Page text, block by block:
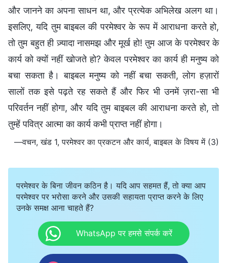
और जानने का अपना साधन था, और प्रत्येक अभिलेख अलग था।
इसलिए, यदि तुम बाइबल की परमेश्वर के रूप में आराधना करते हो,
तो तुम बहुत ही ज़्यादा नासमझ और मूर्ख हो! तुम आज के परमेश्वर के
कार्य को क्यों नहीं खोजते हो? केवल परमेश्वर का कार्य ही मनुष्य को
बचा सकता है। बाइबल मनुष्य को नहीं बचा सकती, लोग हज़ारों
सालों तक इसे पढ़ते रह सकते हैं और फिर भी उनमें ज़रा-सा भी
परिवर्तन नहीं होगा, और यदि तुम बाइबल की आराधना करते हो, तो
तुम्हें पवित्र आत्मा का कार्य कभी प्राप्त नहीं होगा।
—वचन, खंड 1, परमेश्वर का प्रकटन और कार्य, बाइबल के विषय में (3)
परमेश्वर के बिना जीवन कठिन है। यदि आप सहमत हैं, तो क्या आप
परमेश्वर पर भरोसा करने और उसकी सहायता प्राप्त करने के लिए
उनके समक्ष आना चाहते हैं?
WhatsApp पर हमसे संपर्क करें